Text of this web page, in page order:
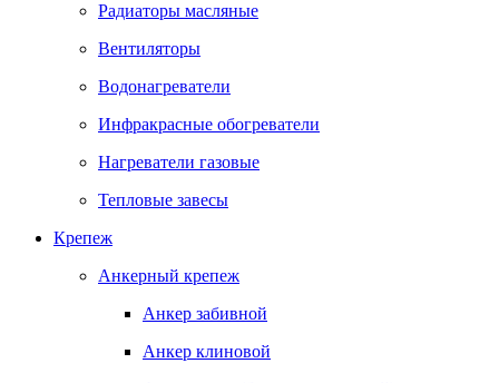
Радиаторы масляные
Вентиляторы
Водонагреватели
Инфракрасные обогреватели
Нагреватели газовые
Тепловые завесы
Крепеж
Анкерный крепеж
Анкер забивной
Анкер клиновой